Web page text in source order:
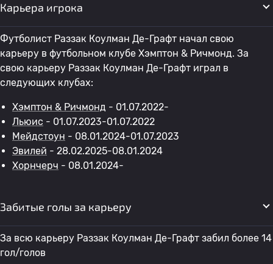
Карьера игрока
Футболист Раззак Коулман Де-Графт начал свою
карьеру в футбольном клубе Хэмптон & Ричмонд. За
свою карьеру Раззак Коулман Де-Графт играл в
следующих клубах:
Хэмптон & Ричмонд - 01.07.2022-
Льюис - 01.07.2023-01.07.2022
Мейдстоун - 08.01.2024-01.07.2023
Эвилей - 28.02.2025-08.01.2024
Хорнчерч - 08.01.2024-
Забитые голы за карьеру
За всю карьеру Раззак Коулман Де-Графт забил более 14
гол/голов